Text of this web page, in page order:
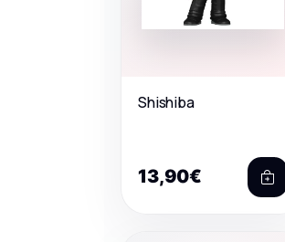
Shishiba
13,90€